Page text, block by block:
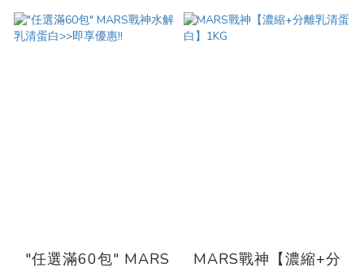
"任選滿60包" MARS
MARS戰神【濃縮+分